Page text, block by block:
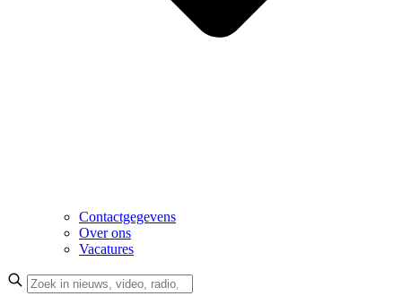
Contactgegevens
Over ons
Vacatures